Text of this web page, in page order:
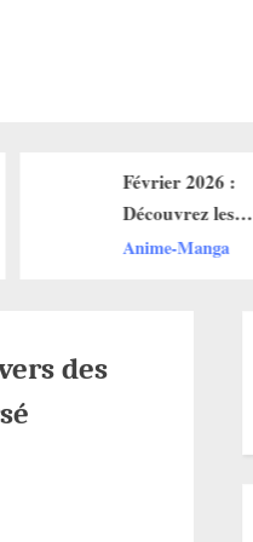
Février 2026 :
Découvrez les
nouveautés
Anime-Manga
des